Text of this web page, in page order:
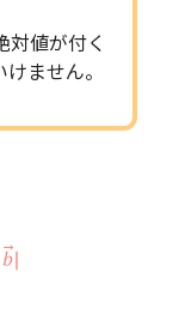
対値が付く
ません。